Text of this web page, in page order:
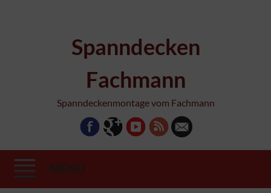
Spanndecken
Fachmann
Spanndeckenmontage vom Fachmann
MENU